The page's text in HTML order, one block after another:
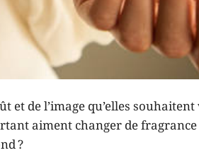
et de l’image qu’elles souhaitent
aiment changer de
?